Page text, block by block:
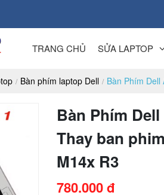
TRANG CHỦ SỬA LAPTOP
Bàn phím laptop Dell Bàn Phím
Bàn Phím
Thay ban
M14x R3
780.000 đ